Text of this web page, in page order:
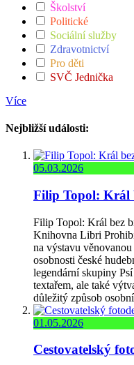
Školství
Politické
Sociální služby
Zdravotnictví
Pro děti
SVČ Jednička
Více
Nejbližší události:
05.03.2026
Filip Topol: Král
Filip Topol: Král bez
Knihovna Libri
na výstavu
osobnosti české
legendární skupiny
textařem, ale také
důležitý způsob
01.05.2026
Cestovatelský